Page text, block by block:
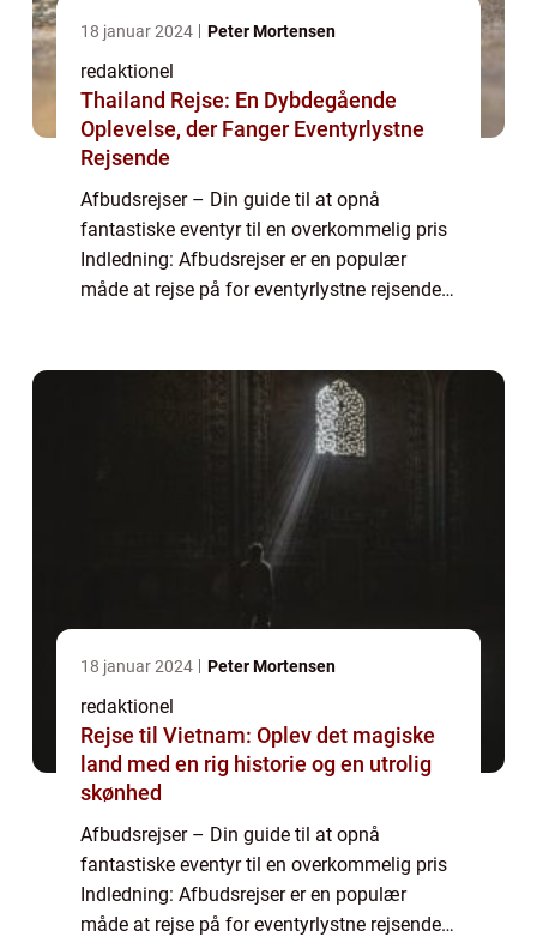
18 januar 2024 Peter Mortensen
redaktionel
Thailand Rejse: En Dybdegående
Oplevelse, der Fanger Eventyrlystne
Rejsende
Afbudsrejser – Din guide til at opnå
fantastiske eventyr til en overkommelig pris
Indledning: Afbudsrejser er en populær
måde at rejse på for eventyrlystne rejsende,
18 januar 2024 Peter Mortensen
redaktionel
Rejse til Vietnam: Oplev det magiske
land med en rig historie og en utrolig
skønhed
Afbudsrejser – Din guide til at opnå
fantastiske eventyr til en overkommelig pris
Indledning: Afbudsrejser er en populær
måde at rejse på for eventyrlystne rejsende,